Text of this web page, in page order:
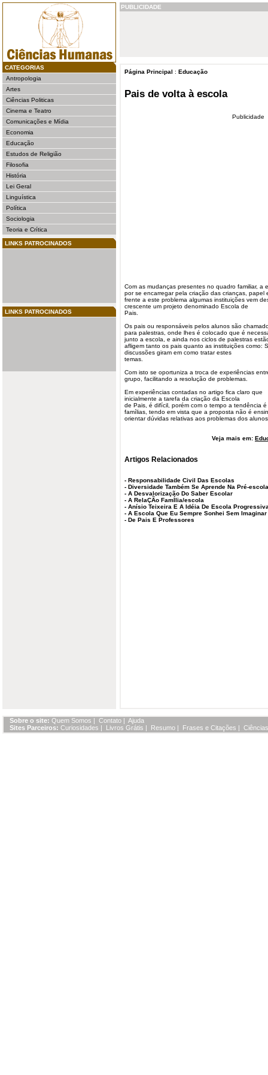
CATEGORIAS
Antropologia
Artes
Ciências Politicas
Cinema e Teatro
Comunicações e Mídia
Economia
Educação
Estudos de Religião
Filosofia
História
Lei Geral
Linguística
Política
Sociologia
Teoria e Crítica
LINKS PATROCINADOS
LINKS PATROCINADOS
PUBLICIDADE
Página Principal : Educação
Pais de volta à escola
Publicidade
Com as mudanças presentes no quadro familiar, a
por se encarregar pela criação das crianças, papel
frente a este problema algumas instituições vem
crescente um projeto denominado Escola de
Pais
Os pais ou responsáveis pelos alunos são
para palestras, onde lhes é colocado que é
junto a escola, e ainda nos ciclos de palestras
afligem tanto os pais quanto as instituições como:
discussões giram em como tratar estes
temas.
Com isto se oportuniza a troca de experiências
grupo, facilitando a resolução de problemas.
Em experiências contadas no artigo fica claro que
inicialmente a tarefa da criação da Escola
de Pais, é difícil, porém com o tempo a tendência é
famílias, tendo em vista que a proposta não é
orientar dúvidas relativas aos problemas dos
Veja mais em:
Artigos Relacionados
- Responsabilidade Civil Das Escolas
- Diversidade Também Se Aprende Na Pré-escola
- A Desvalorização Do Saber Escolar
- A RelaÇÃo FamÍlia/escola
- Anísio Teixeira E A Idéia De Escola
- A Escola Que Eu Sempre Sonhei Sem
- De Pais E Professores
Sobre o site: Quem Somos | Contato | Ajuda
Sites Parceiros: Curiosidades | Livros Grátis | Resumo | Frases e Citações |